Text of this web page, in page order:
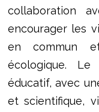
collaboration
encourager les
en commun
écologique.
éducatif, avec
et scientifique,